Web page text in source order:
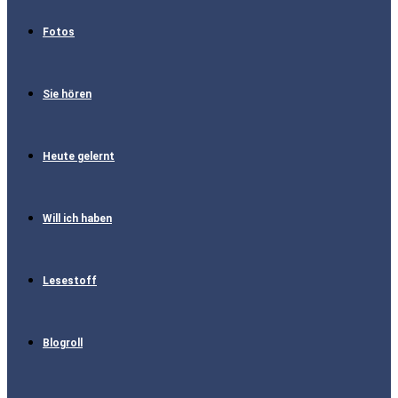
Fotos
Sie hören
Heute gelernt
Will ich haben
Lesestoff
Blogroll